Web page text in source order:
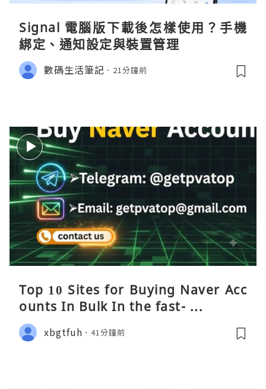
Signal 電腦版下載後怎樣使用？手機
綁定、通知設定與裝置管理
數碼生活筆記 21分鐘前
Top 10 Sites for Buying Naver Acc
ounts In Bulk In the fast- ...
xbgtfuh 41分鐘前